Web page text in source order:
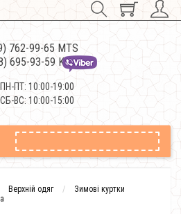
762-99-65 MTS
695-93-59 Kievstar
ПН-ПТ: 10:00-19:00
СБ-ВС: 10:00-15:00
Верхній одяг
Зимові куртки